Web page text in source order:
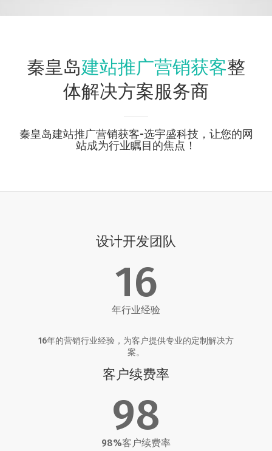
秦皇岛建站推广营销获客整
体解决方案服务商
秦皇岛建站推广营销获客-选宇盛科技，让您的网
站成为行业瞩目的焦点！
设计开发团队
16
年行业经验
16年的营销行业经验，为客户提供专业的定制解决方
案。
客户续费率
98
98%客户续费率